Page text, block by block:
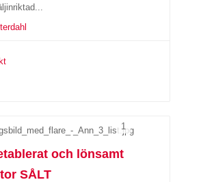
1
och lönsamt
SÅLT